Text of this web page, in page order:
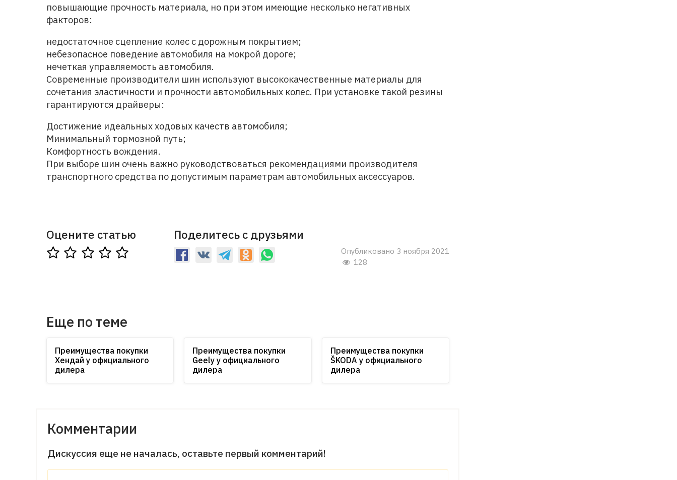
повышающие прочность материала, но при этом имеющие несколько негативных
факторов:
недостаточное сцепление колес с дорожным покрытием;
небезопасное поведение автомобиля на мокрой дороге;
нечеткая управляемость автомобиля.
Современные производители шин используют высококачественные материалы для
сочетания эластичности и прочности автомобильных колес. При установке такой резины
гарантируются драйверы:
Достижение идеальных ходовых качеств автомобиля;
Минимальный тормозной путь;
Комфортность вождения.
При выборе шин очень важно руководствоваться рекомендациями производителя
транспортного средства по допустимым параметрам автомобильных аксессуаров.
Оцените статью Поделитесь с друзьями
Опубликовано 3 ноября 2021
128
Еще по теме
Преимущества покупки
Хендай у официального
дилера
Преимущества покупки
Geely у официального
дилера
Преимущества покупки
ŠKODA у официального
дилера
Комментарии
Дискуссия еще не началась, оставьте первый комментарий!